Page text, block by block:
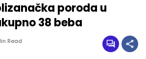
poroda u
38 beba
Read